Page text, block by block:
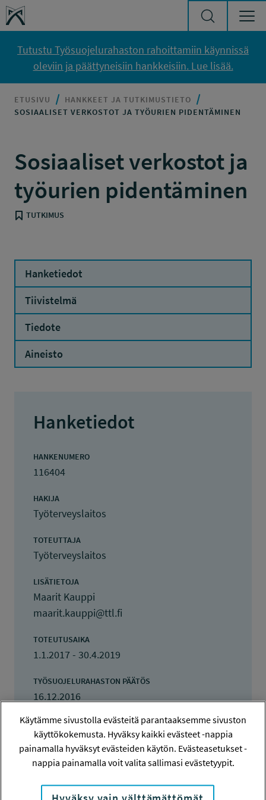
Siirry sisältöön
Työsuojelurahasto
Tutustu Työsuojelurahaston rahoittamiin käynnissä
oleviin ja päättyneisiin hankkeisiin. Lue lisää.
ETUSIVU
HANKKEET JA TUTKIMUSTIETO
SOSIAALISET VERKOSTOT JA TYÖURIEN PIDENTÄMINEN
Sosiaaliset verkostot ja
työurien pidentäminen
TUTKIMUS
Hanketiedot
Tiivistelmä
Tiedote
Aineisto
Hanketiedot
HANKENUMERO
116404
HAKIJA
Työterveyslaitos
TOTEUTTAJA
Työterveyslaitos
LISÄTIETOJA
Maarit Kauppi
maarit.kauppi@ttl.fi
TOTEUTUSAIKA
1.1.2017 - 30.4.2019
TYÖSUOJELURAHASTON PÄÄTÖS
16.12.2016
KOKONAISKUSTANNUKSET
169 319 euroa
30.4.2019
Käytämme sivustolla evästeitä parantaaksemme sivuston
käyttökokemusta. Hyväksy kaikki evästeet -nappia
painamalla hyväksyt evästeiden käytön. Evästeasetukset -
nappia painamalla voit valita sallimasi evästetyypit.